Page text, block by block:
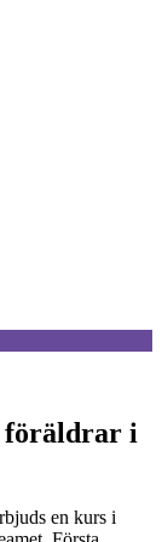
föräldrar i
en kurs i